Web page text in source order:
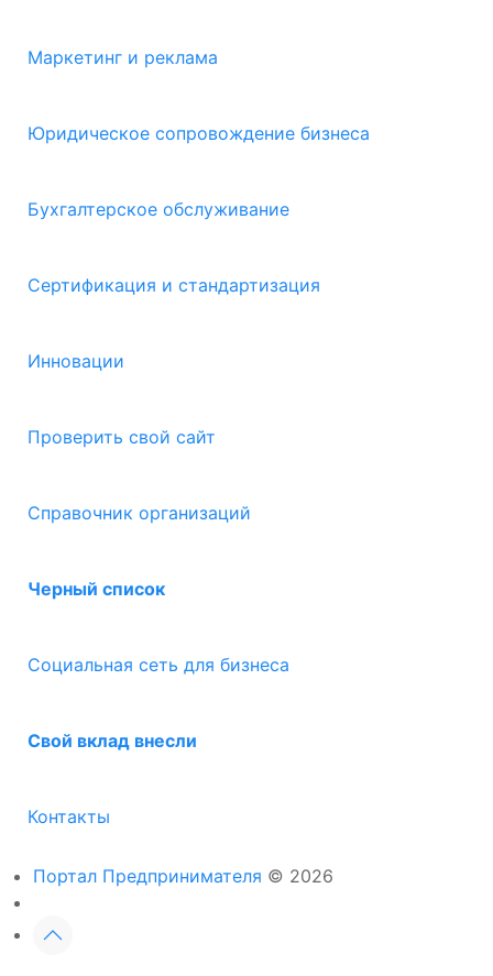
Маркетинг и реклама
Юридическое сопровождение бизнеса
Бухгалтерское обслуживание
Сертификация и стандартизация
Инновации
Проверить свой сайт
Справочник организаций
Черный список
Социальная сеть для бизнеса
Свой вклад внесли
Контакты
Портал Предпринимателя © 2026